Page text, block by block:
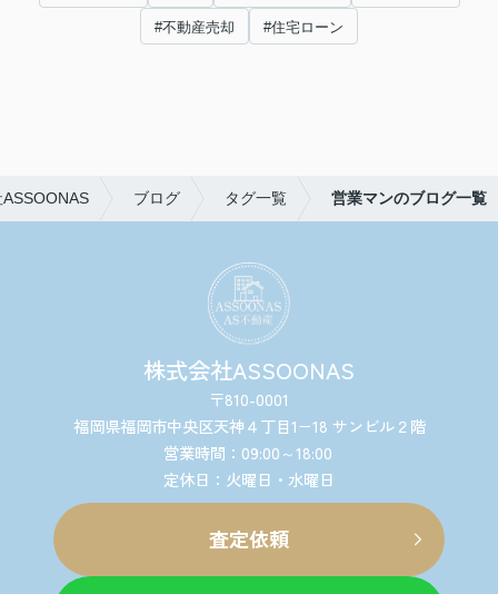
#不動産売却 #住宅ローン
ブログ タグ一覧 営業マンのブログ一覧
株式会社ASSOONAS
〒810-0001
福岡県福岡市中央区天神４丁目1−18 サンビル２階
営業時間：09:00～18:00
定休日：火曜日・水曜日
査定依頼